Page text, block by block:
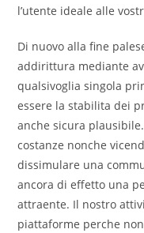
l’utente ideale alle
Di nuovo alla fine
addirittura mediante
qualsivoglia singola
essere la stabilita dei
anche sicura
costanze nonche
dissimulare una
ancora di effetto una
attraente. Il nostro
piattaforme perche